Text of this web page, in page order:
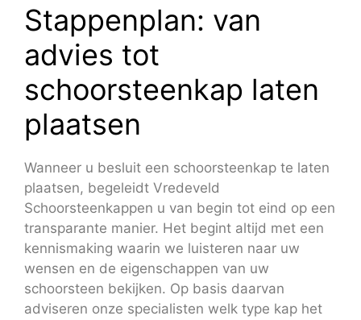
Stappenplan: van
advies tot
schoorsteenkap laten
plaatsen
Wanneer u besluit een schoorsteenkap te laten
plaatsen, begeleidt Vredeveld
Schoorsteenkappen u van begin tot eind op een
transparante manier. Het begint altijd met een
kennismaking waarin we luisteren naar uw
wensen en de eigenschappen van uw
schoorsteen bekijken. Op basis daarvan
adviseren onze specialisten welk type kap het